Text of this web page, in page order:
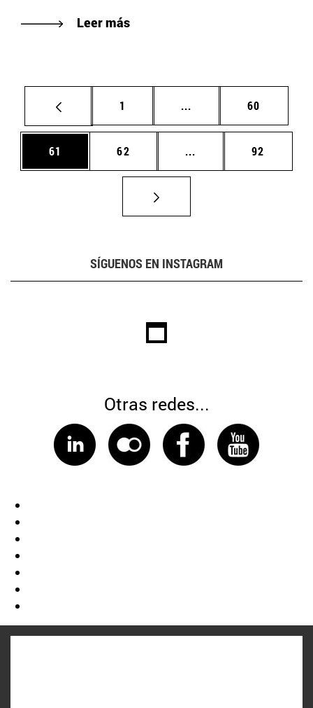
Leer más
Página
1 ... Páginas intermedias
Página
60
Página
61 Página
62 ... Páginas intermedias
Página
92
SÍGUENOS EN INSTAGRAM
Otras redes...